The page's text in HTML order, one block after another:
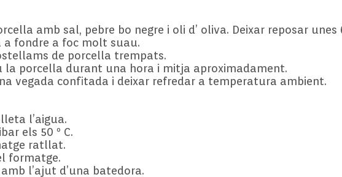
amb sal, pebre bo negre i oli d’ oliva. Deixar reposar unes
a fondre a foc molt suau.
de porcella trempats.
porcella durant una hora i mitja aproximadament.
vegada confitada i deixar refredar a temperatura ambient.
l’aigua.
els 50 º C.
ratllat.
formatge.
l’ajut d’una batedora.